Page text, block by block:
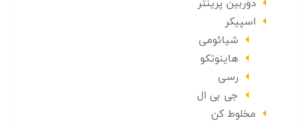
دوربین پرینتر
اسپیکر
شیائومی
هاینوتکو
رسی
جی بی ال
مخلوط کن